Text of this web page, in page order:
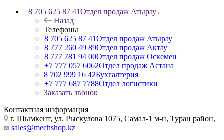
8 705 625 87 41Отдел продаж Атырау
Назад
Телефоны
8 705 625 87 41Отдел продаж Атырау
8 777 260 49 89Отдел продаж Актау
8 777 781 94 00Отдел продаж Оскемен
+7 777 057 6062Отдел продаж Астана
8 702 999 16 42Бухгалтерия
+7 777 687 7788Отдел логистики
Заказать звонок
Контактная информация
г. Шымкент, ул. Рыскулова 1075, ​Самал-1 м-н, Туран район,
sales@mechshop.kz